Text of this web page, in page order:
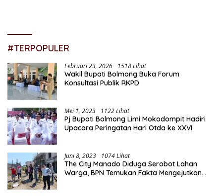
#TERPOPULER
Februari 23, 2026 1518 Lihat
Wakil Bupati Bolmong Buka Forum
Konsultasi Publik RKPD
Mei 1, 2023 1122 Lihat
Pj Bupati Bolmong Limi Mokodompit Hadiri
Upacara Peringatan Hari Otda ke XXVI
Juni 8, 2023 1074 Lihat
The City Manado Diduga Serobot Lahan
Warga, BPN Temukan Fakta Mengejutkan